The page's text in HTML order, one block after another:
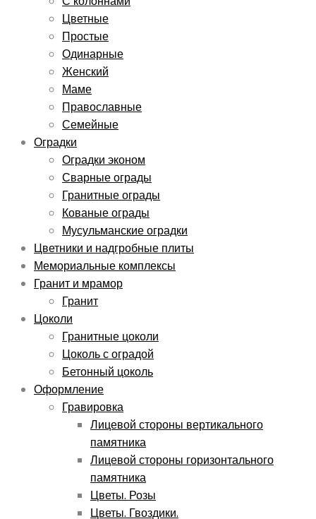
Цветные
Простые
Одинарные
Женский
Маме
Православные
Семейные
Оградки
Оградки эконом
Сварные ограды
Гранитные ограды
Кованые ограды
Мусульманские оградки
Цветники и надгробные плиты
Мемориальные комплексы
Гранит и мрамор
Гранит
Цоколи
Гранитные цоколи
Цоколь с оградой
Бетонный цоколь
Оформление
Гравировка
Лицевой стороны вертикального
памятника
Лицевой стороны горизонтального
памятника
Цветы. Розы
Цветы. Гвоздики.